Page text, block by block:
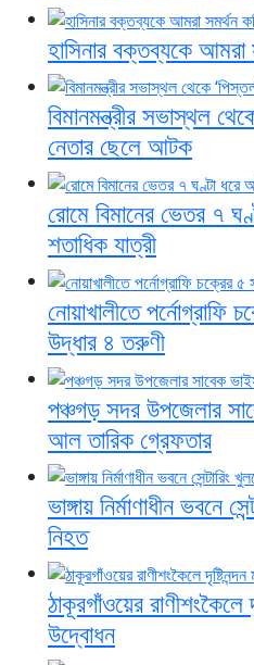
হাসিনার বক্তব্যকে আমরা
বিমানমন্ত্রীর সভাস্থল
নেতার ছেলে আটক
রোমে বিমানের ভেতর ৭
শতাধিক যাত্রী
নোয়াখালীতে পর্নোগ্রাফি
উদ্ধার ৪ তরুণী
পঞ্চগড় সদর উপজেলার
আল তারিক গ্রেফতার
ভাঙ্গায় নির্মাণাধীন ভবনে
নিহত
ঠাকূরগাঁওয়ের
উদ্বোধন